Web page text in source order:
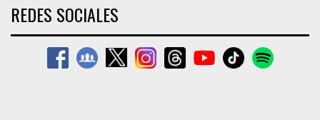
REDES SOCIALES